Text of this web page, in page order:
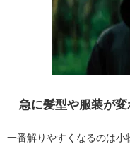
急に髪型や服装が変
一番解りやすくなるのは小